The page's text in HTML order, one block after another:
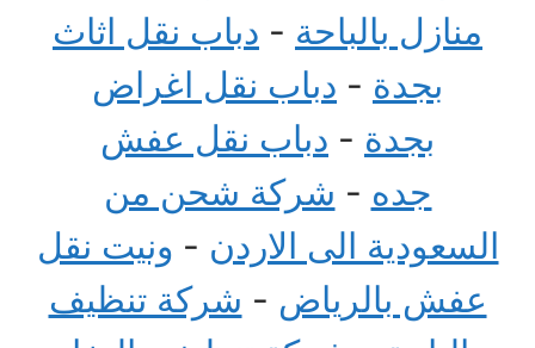
منازل بالباحة - دباب نقل اثاث
بجدة - دباب نقل اغراض
بجدة - دباب نقل عفش
جده - شركة شحن من
السعودية الى الاردن - ونيت نقل
عفش بالرياض - شركة تنظيف